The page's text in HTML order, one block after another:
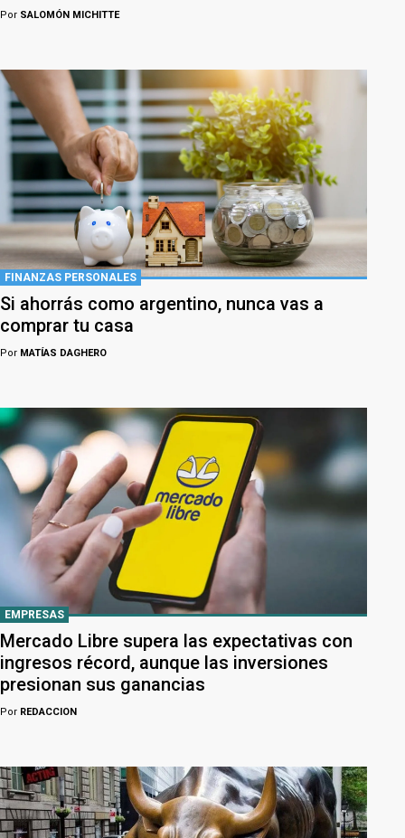
Por SALOMÓN MICHITTE
FINANZAS PERSONALES
Si ahorrás como argentino, nunca vas a
comprar tu casa
Por MATÍAS DAGHERO
EMPRESAS
Mercado Libre supera las expectativas con
ingresos récord, aunque las inversiones
presionan sus ganancias
Por REDACCION